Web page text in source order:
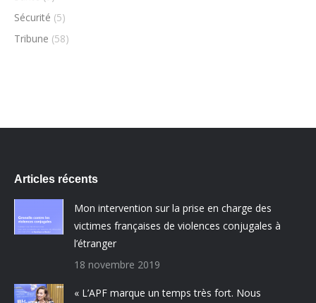
Sécurité (5)
Tribune (58)
Articles récents
Mon intervention sur la prise en charge des
victimes françaises de violences conjugales à
l’étranger
18 novembre 2019
« L’APF marque un temps très fort. Nous